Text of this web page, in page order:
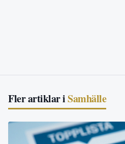
Fler artiklar iSamhälle